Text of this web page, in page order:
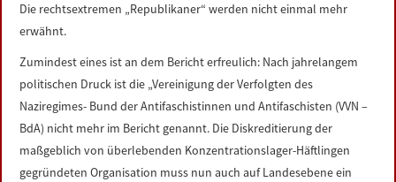
Die rechtsextremen „Republikaner“ werden nicht einmal mehr
erwähnt.
Zumindest eines ist an dem Bericht erfreulich: Nach jahrelangem
politischen Druck ist die „Vereinigung der Verfolgten des
Naziregimes- Bund der Antifaschistinnen und Antifaschisten (VVN –
BdA) nicht mehr im Bericht genannt. Die Diskreditierung der
maßgeblich von überlebenden Konzentrationslager-Häftlingen
gegründeten Organisation muss nun auch auf Landesebene ein